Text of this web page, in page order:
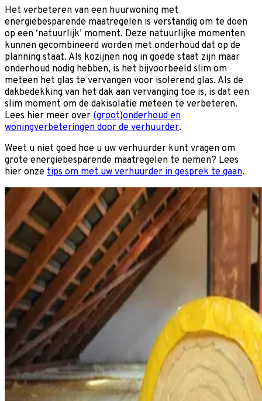
Het verbeteren van een huurwoning met
energiebesparende maatregelen is verstandig om te doen
op een ‘natuurlijk’ moment. Deze natuurlijke momenten
kunnen gecombineerd worden met onderhoud dat op de
planning staat. Als kozijnen nog in goede staat zijn maar
onderhoud nodig hebben, is het bijvoorbeeld slim om
meteen het glas te vervangen voor isolerend glas. Als de
dakbedekking van het dak aan vervanging toe is, is dat een
slim moment om de dakisolatie meteen te verbeteren.
Lees hier meer over (groot)onderhoud en
woningverbeteringen door de verhuurder.
Weet u niet goed hoe u uw verhuurder kunt vragen om
grote energiebesparende maatregelen te nemen? Lees
hier onze tips om met uw verhuurder in gesprek te gaan.